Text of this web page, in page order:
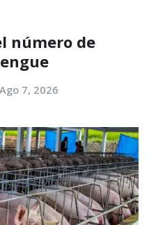
número de
Ago 7, 2026